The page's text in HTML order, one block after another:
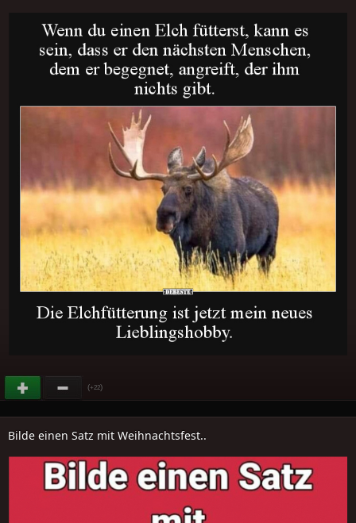
(+22)
Bilde einen Satz mit Weihnachtsfest..